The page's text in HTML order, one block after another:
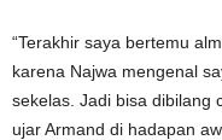
“Terakhir saya bertemu
karena Najwa mengenal
sekelas. Jadi bisa dibilang
ujar Armand di hadapan